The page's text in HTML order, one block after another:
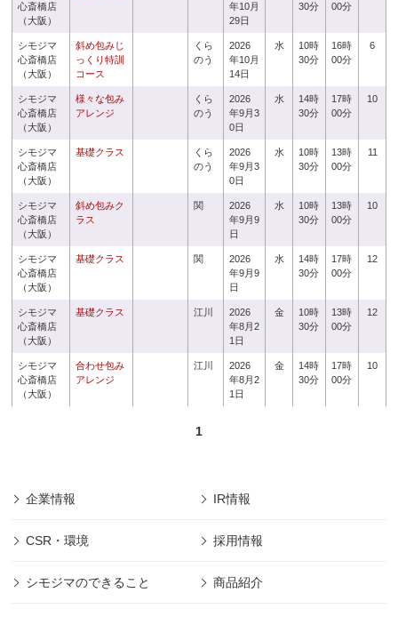
心斎橋店
（大阪）
年10月
29日
30分
00分
シモジマ
心斎橋店
（大阪）
斜め包みじ
っくり特訓
コース
くら
のう
2026
年10月
14日
水
10時
30分
16時
00分
6
シモジマ
心斎橋店
（大阪）
様々な包み
アレンジ
くら
のう
2026
年9月3
0日
水
14時
30分
17時
00分
10
シモジマ
心斎橋店
（大阪）
基礎クラス
くら
のう
2026
年9月3
0日
水
10時
30分
13時
00分
11
シモジマ
心斎橋店
（大阪）
斜め包みク
ラス
関
2026
年9月9
日
水
10時
30分
13時
00分
10
シモジマ
心斎橋店
（大阪）
基礎クラス 関
2026
年9月9
日
水
14時
30分
17時
00分
12
シモジマ
心斎橋店
（大阪）
基礎クラス 江川
2026
年8月2
1日
金
10時
30分
13時
00分
12
シモジマ
心斎橋店
（大阪）
合わせ包み
アレンジ
江川
2026
年8月2
1日
金
14時
30分
17時
00分
10
1
企業情報 IR情報
CSR・環境 採用情報
シモジマのできること 商品紹介